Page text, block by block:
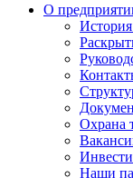
О
Охрана
Наши